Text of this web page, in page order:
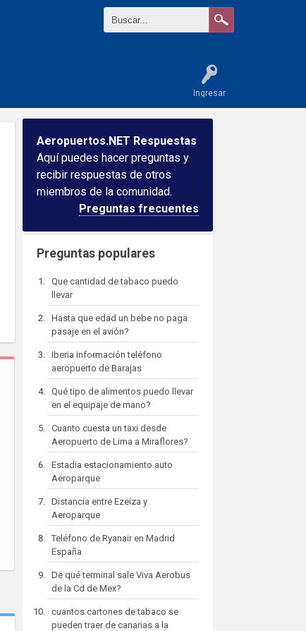
Ingresar
Aeropuertos.NET Respuestas
Aquí puedes hacer preguntas y
recibir respuestas de otros
miembros de la comunidad.
Preguntas frecuentes
Preguntas populares
Que cantidad de tabaco puedo
llevar
Hasta que edad un bebe no paga
pasaje en el avión?
Iberia información teléfono
aeropuerto de Barajas
Qué tipo de alimentos puedo llevar
en el equipaje de mano?
Cuanto cuesta un taxi desde
Aeropuerto de Lima a Miraflores?
Estadia estacionamiento auto
Aeroparque
Distancia entre Ezeiza y
Aeroparque
Teléfono de Ryanair en Madrid
España
De qué terminal sale Viva Aerobus
de la Cd de Mex?
cuantos cartones de tabaco se
pueden traer de canarias a la